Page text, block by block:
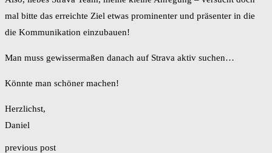
mal bitte das erreichte Ziel etwas prominenter und präsenter in die
die Kommunikation einzubauen!
Man muss gewissermaßen danach auf Strava aktiv suchen…
Könnte man schöner machen!
Herzlichst,
Daniel
previous post